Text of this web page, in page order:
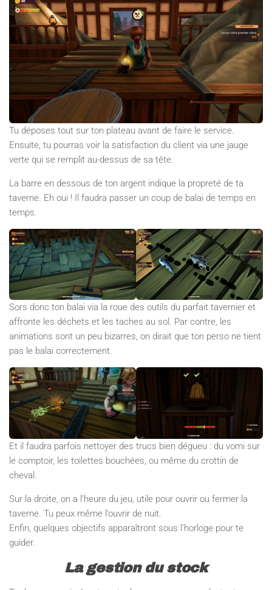
Tu déposes tout sur ton plateau avant de faire le service.
Ensuite, tu pourras voir la satisfaction du client via une jauge
verte qui se remplit au-dessus de sa tête.
La barre en dessous de ton argent indique la propreté de ta
taverne. Eh oui ! Il faudra passer un coup de balai de temps en
temps.
Sors donc ton balai via la roue des outils du parfait tavernier et
affronte les déchets et les taches au sol. Par contre, les
animations sont un peu bizarres, on dirait que ton perso ne tient
pas le balai correctement.
Et il faudra parfois nettoyer des trucs bien dégueu : du vomi sur
le comptoir, les toilettes bouchées, ou même du crottin de
cheval.
Sur la droite, on a l’heure du jeu, utile pour ouvrir ou fermer la
taverne. Tu peux même l’ouvrir de nuit.
Enfin, quelques objectifs apparaîtront sous l’horloge pour te
guider.
La gestion du stock